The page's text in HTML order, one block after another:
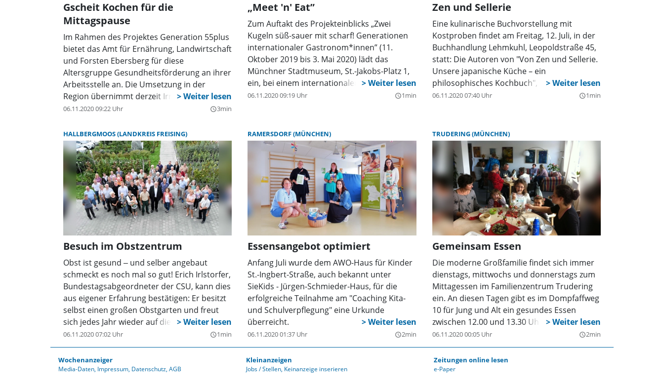
Gscheit Kochen für die
Mittagspause
Im Rahmen des Projektes Generation 55plus
bietet das Amt für Ernährung, Landwirtschaft
und Forsten Ebersberg für diese
Altersgruppe Gesundheitsförderung an ihrer
Arbeitsstelle an. Die Umsetzung in der
Region übernimmt derzeit Irmgard Reischl,
die das Fachzentrum
Ernährungsamtes Ebersberg, leitet.
06.11.2020 09:22 Uhr query_builder3min
„Meet 'n' Eat”
Zum Auftakt des Projekteinblicks „Zwei
Kugeln süß-sauer mit scharf! Generationen
internationaler Gastronom*innen” (11.
Oktober 2019 bis 3. Mai 2020) lädt das
Münchner Stadtmuseum, St.-Jakobs-Platz 1,
ein, bei einem internationalen Catering
miteinander ins Gespräch zu kommen. Nicht
06.11.2020 09:19 Uhr query_builder1min
Zen und Sellerie
Eine kulinarische Buchvorstellung mit
Kostproben findet am Freitag, 12. Juli, in der
Buchhandlung Lehmkuhl, Leopoldstraße 45,
statt: Die Autoren von "Von Zen und Sellerie.
Unsere japanische Küche – ein
philosophisches Kochbuch", der gelernte
Koch, promovierte Philosoph und
Felice Frommelt, stellen dieses in Schwabing
vor. Beginn ist um 20 Uhr. Der Eintritt kostet
7 Euro, Kartenreservierung unter 089/38 01
50-0 oder service@lehmkuhl.net
06.11.2020 07:40 Uhr query_builder1min
HALLBERGMOOS (LANDKREIS FREISING)
Besuch im Obstzentrum
Obst ist gesund ‒ und selber angebaut
schmeckt es noch mal so gut! Erich Irlstorfer,
Bundestagsabgeordneter der CSU, kann dies
aus eigener Erfahrung bestätigen: Er besitzt
selbst einen großen Obstgarten und freut
sich jedes Jahr wieder auf die Ernte. In seiner
Funktion als Bundestagsabgeordneter im
Ausschuss für Gesundheit lud Irlstorfer vor
kurzem Interessenten aus seinem Wahlkreis
Freising-Pfaffenhofen-Schrobenhausen zum
06.11.2020 07:02 Uhr query_builder1min
RAMERSDORF (MÜNCHEN)
Essensangebot optimiert
Anfang Juli wurde dem AWO-Haus für Kinder
St.-Ingbert-Straße, auch bekannt unter
SieKids - Jürgen-Schmieder-Haus, für die
erfolgreiche Teilnahme am "Coaching Kita-
und Schulverpflegung" eine Urkunde
überreicht.
06.11.2020 01:37 Uhr query_builder2min
TRUDERING (MÜNCHEN)
Gemeinsam Essen
Die moderne Großfamilie findet sich immer
dienstags, mittwochs und donnerstags zum
Mittagessen im Familienzentrum Trudering
ein. An diesen Tagen gibt es im Dompfaffweg
10 für Jung und Alt ein gesundes Essen
zwischen 12.00 und 13.30 Uhr.
06.11.2020 00:05 Uhr query_builder2min
Wochenanzeiger
Media-Daten Impressum Datenschutz AGB
Kleinanzeigen
Jobs / Stellen Keinanzeige inserieren
Zeitungen online lesen
e-Paper